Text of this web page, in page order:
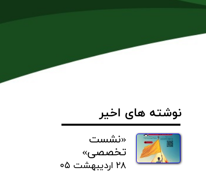
نوشته های اخیر
«نشست
تخصصی»
۲۸ اردیبهشت ۰۵